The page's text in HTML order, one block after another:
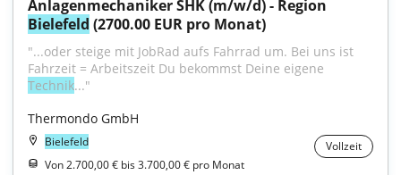
Bielefeld (2700.00 EUR pro Monat)
"...oder steige mit JobRad aufs Fahrrad um. Bei uns ist
Technik..."
Thermondo GmbH
Bielefeld
Vollzeit
Von 2.700,00 € bis 3.700,00 € pro Monat